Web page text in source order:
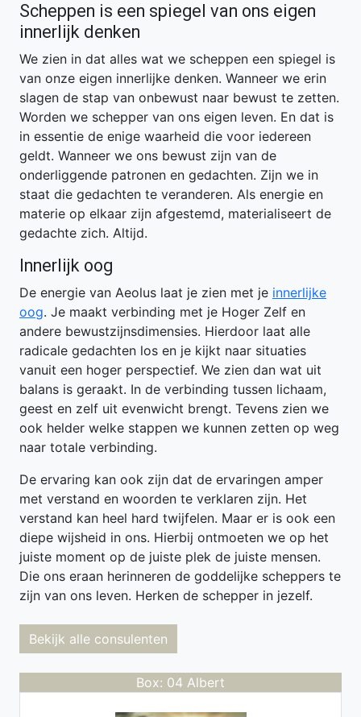
Scheppen is een spiegel van ons eigen
innerlijk denken
We zien in dat alles wat we scheppen een spiegel is
van onze eigen innerlijke denken. Wanneer we erin
slagen de stap van onbewust naar bewust te zetten.
Worden we schepper van ons eigen leven. En dat is
in essentie de enige waarheid die voor iedereen
geldt. Wanneer we ons bewust zijn van de
onderliggende patronen en gedachten. Zijn we in
staat die gedachten te veranderen. Als energie en
materie op elkaar zijn afgestemd, materialiseert de
gedachte zich. Altijd.
Innerlijk oog
De energie van Aeolus laat je zien met je innerlijke
oog. Je maakt verbinding met je Hoger Zelf en
andere bewustzijnsdimensies. Hierdoor laat alle
radicale gedachten los en je kijkt naar situaties
vanuit een hoger perspectief. We zien dan wat uit
balans is geraakt. In de verbinding tussen lichaam,
geest en zelf uit evenwicht brengt. Tevens zien we
ook helder welke stappen we kunnen zetten op weg
naar totale verbinding.
De ervaring kan ook zijn dat de ervaringen amper
met verstand en woorden te verklaren zijn. Het
verstand kan heel hard twijfelen. Maar er is ook een
diepe wijsheid in ons. Hierbij ontmoeten we op het
juiste moment op de juiste plek de juiste mensen.
Die ons eraan herinneren de goddelijke scheppers te
zijn van ons leven. Herken de schepper in jezelf.
Bekijk alle consulenten
Box: 04 Albert